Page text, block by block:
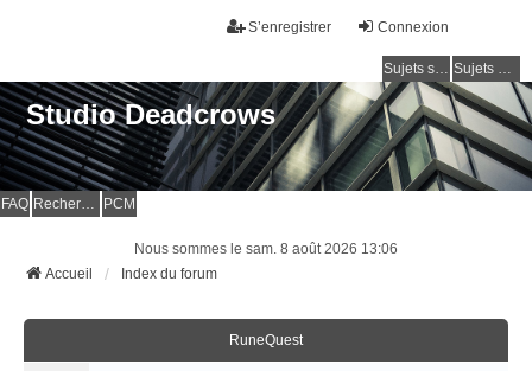
Connexion
S’enregistrer
Sujets sans réponse Sujets actifs
Studio Deadcrows
FAQ Rechercher PCM
Nous sommes le sam. 8 août 2026 13:06
Accueil
Index du forum
RuneQuest